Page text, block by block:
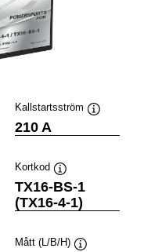
Kallstartsström
210 A
Kortkod
Verktygstips
TX16-BS-1
(TX16-4-1)
Mått (L/B/H)